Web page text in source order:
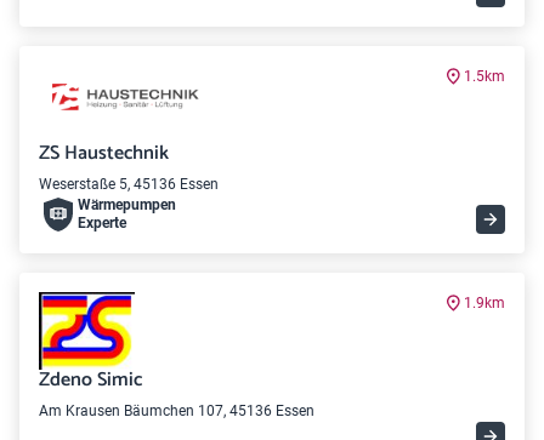
1.5km
ZS Haustechnik
Weserstaße 5, 45136 Essen
Wärme­pumpen
Experte
1.9km
Zdeno Simic
Am Krausen Bäumchen 107, 45136 Essen